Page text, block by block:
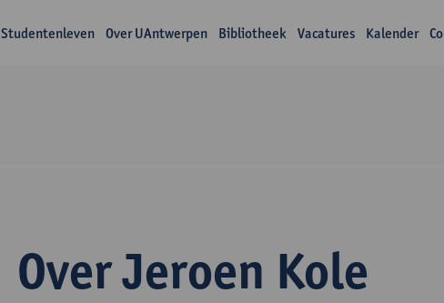
Studentenleven Over UAntwerpen Bibliotheek Vacatures Kalender
Over Jeroen Kole